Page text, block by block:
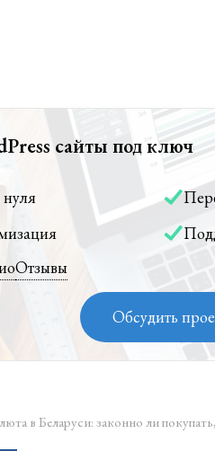
сайты под ключ
Отзывы
Обсудить
в Беларуси: законно ли